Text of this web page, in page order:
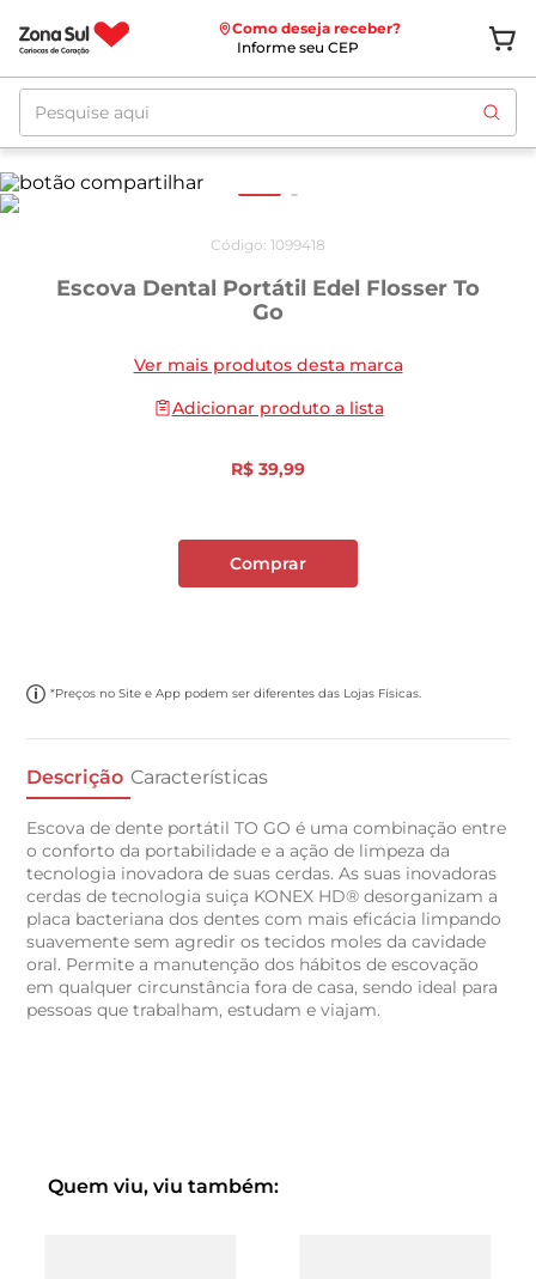
Como deseja receber?
Informe seu CEP
Pesquise aqui
Código: 1099418
Escova Dental Portátil Edel Flosser To
Go
Ver mais produtos desta marca
Adicionar produto a lista
R$ 39,99
Comprar
*Preços no Site e App podem ser diferentes das Lojas Físicas.
Descrição Características
Escova de dente portátil TO GO é uma combinação entre
o conforto da portabilidade e a ação de limpeza da
tecnologia inovadora de suas cerdas. As suas inovadoras
cerdas de tecnologia suiça KONEX HD® desorganizam a
placa bacteriana dos dentes com mais eficácia limpando
suavemente sem agredir os tecidos moles da cavidade
oral. Permite a manutenção dos hábitos de escovação
em qualquer circunstância fora de casa, sendo ideal para
pessoas que trabalham, estudam e viajam.
Quem viu, viu também: